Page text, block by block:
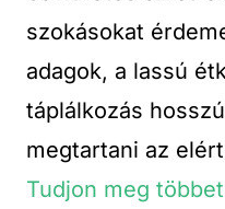
szokásokat
adagok, a lassú
táplálkozás
megtartani az
Tudjon meg